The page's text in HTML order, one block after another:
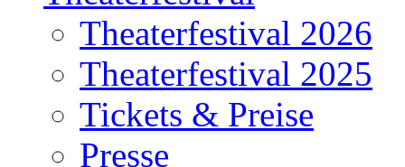
Theaterfestival 2026
Theaterfestival 2025
Tickets & Preise
Presse